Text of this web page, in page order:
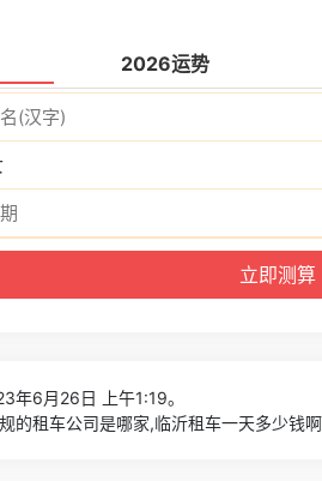
2026运势
年6月26日 上午1:19。
的租车公司是哪家,临沂租车一天多少钱啊 |